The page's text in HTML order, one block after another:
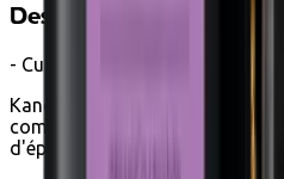
Description
- Curry Médium Spicy -
Kandyan Curry est un curry
compose de toutes les
d'épices du Sri Lanka ont à offrir.